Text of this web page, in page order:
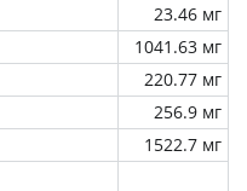
23.46 мг
1041.63 мг
220.77 мг
256.9 мг
1522.7 мг